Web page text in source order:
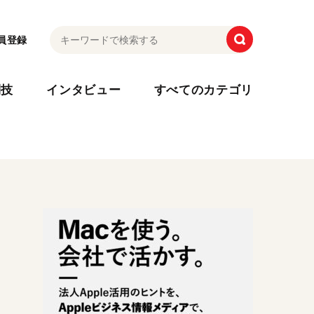
登録
インタビュー すべてのカテゴリ